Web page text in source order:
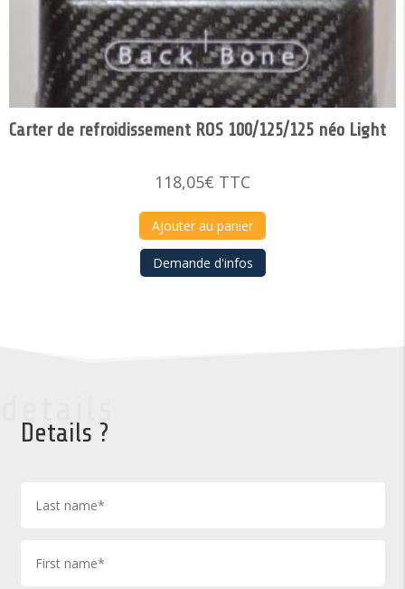
Carter de refroidissement ROS 100/125/125 néo Light
118,05€ TTC
Ajouter au panier
Demande d'infos
Details ?